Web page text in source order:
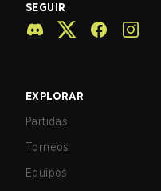
SEGUIR
EXPLORAR
Partidas
Torneos
Equipos